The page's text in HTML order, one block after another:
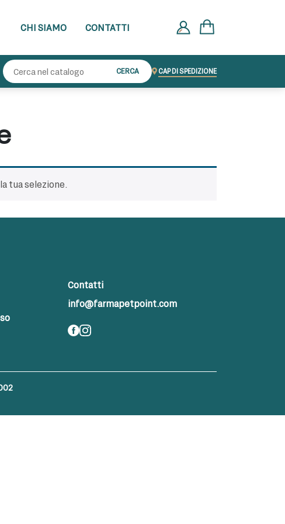
CHI SIAMO CONTATTI
CERCA CAP DI SPEDIZIONE
tua selezione.
Contatti
info@farmapetpoint.com